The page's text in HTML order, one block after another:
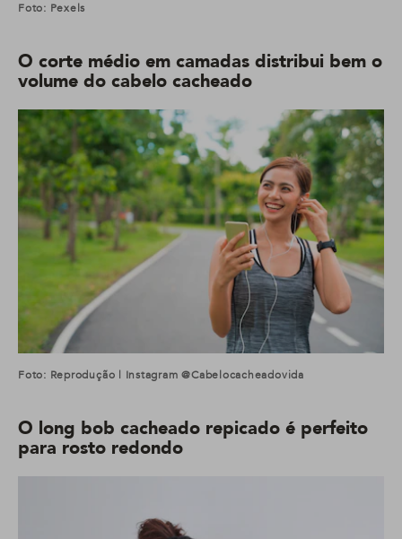
Foto: Pexels
O corte médio em camadas distribui bem o
volume do cabelo cacheado
Foto: Reprodução | Instagram @cabelocacheadovida
O long bob cacheado repicado é perfeito
para rosto redondo